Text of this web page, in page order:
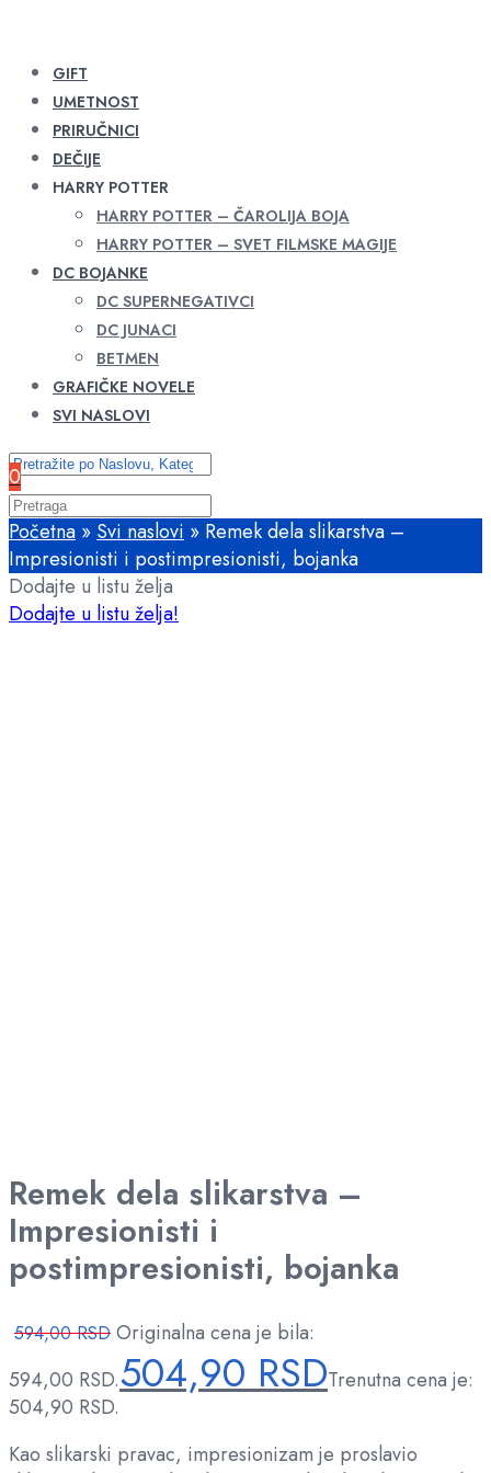
GIFT
UMETNOST
PRIRUČNICI
DEČIJE
HARRY POTTER
HARRY POTTER – ČAROLIJA BOJA
HARRY POTTER – SVET FILMSKE MAGIJE
DC BOJANKE
DC SUPERNEGATIVCI
DC JUNACI
BETMEN
GRAFIČKE NOVELE
SVI NASLOVI
0
Početna » Svi naslovi » Remek dela slikarstva –
Impresionisti i postimpresionisti, bojanka
Dodajte u listu želja
Dodajte u listu želja!
Remek dela slikarstva –
Impresionisti i
postimpresionisti, bojanka
594,00RSD Originalna cena je bila:
594,00 RSD.504,90RSDTrenutna cena je:
504,90 RSD.
Kao slikarski pravac, impresionizam je proslavio